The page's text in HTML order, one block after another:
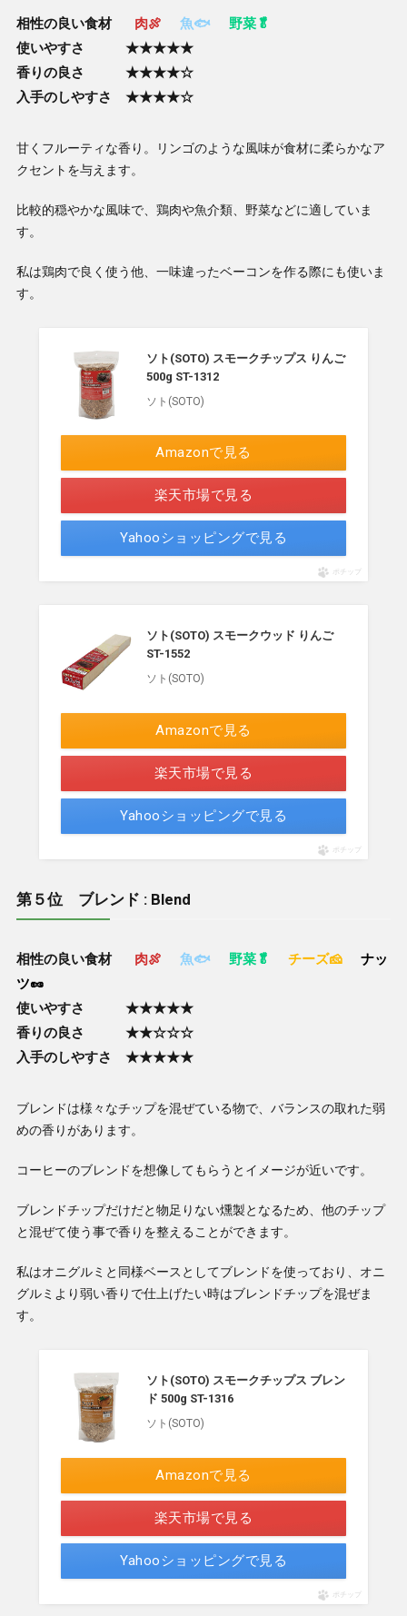
相性の良い食材 肉🍖 魚🐟
野菜🥬
使いやすさ ★★★★★
香りの良さ ★★★★☆
入手のしやすさ ★★★★☆
甘くフルーティな香り。リンゴのような風味が食材に柔らかなア
クセントを与えます。
比較的穏やかな風味で、鶏肉や魚介類、野菜などに適していま
す。
私は鶏肉で良く使う他、一味違ったベーコンを作る際にも使いま
す。
ソト(SOTO) スモークチップス りんご
500g ST-1312
ソト(SOTO)
Amazonで見る
楽天市場で見る
Yahooショッピングで見る
ポチップ
ソト(SOTO) スモークウッド りんご
ST-1552
ソト(SOTO)
Amazonで見る
楽天市場で見る
Yahooショッピングで見る
ポチップ
第５位 ブレンド : Blend
相性の良い食材 肉🍖 魚🐟 野菜🥬 チーズ🧀
ナッ
ツ🥜
使いやすさ ★★★★★
香りの良さ ★★☆☆☆
入手のしやすさ ★★★★★
ブレンドは様々なチップを混ぜている物で、バランスの取れた弱
めの香りがあります。
コーヒーのブレンドを想像してもらうとイメージが近いです。
ブレンドチップだけだと物足りない燻製となるため、他のチップ
と混ぜて使う事で香りを整えることができます。
私はオニグルミと同様ベースとしてブレンドを使っており、オニ
グルミより弱い香りで仕上げたい時はブレンドチップを混ぜま
す。
ソト(SOTO) スモークチップス ブレン
ド 500g ST-1316
ソト(SOTO)
Amazonで見る
楽天市場で見る
Yahooショッピングで見る
ポチップ